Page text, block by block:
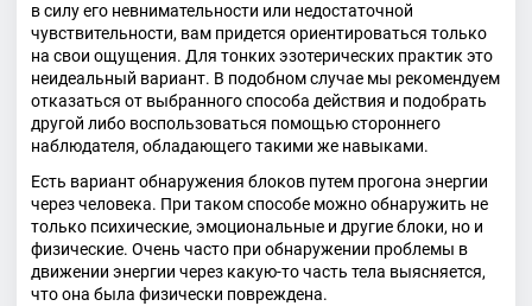
в силу его невнимательности или недостаточной
чувствительности, вам придется ориентироваться только
на свои ощущения. Для тонких эзотерических практик это
неидеальный вариант. В подобном случае мы рекомендуем
отказаться от выбранного способа действия и подобрать
другой либо воспользоваться помощью стороннего
наблюдателя, обладающего такими же навыками.
Есть вариант обнаружения блоков путем прогона энергии
через человека. При таком способе можно обнаружить не
только психические, эмоциональные и другие блоки, но и
физические. Очень часто при обнаружении проблемы в
движении энергии через какую-то часть тела выясняется,
что она была физически повреждена.